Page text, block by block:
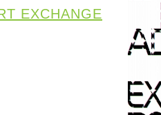
EXCHANGE